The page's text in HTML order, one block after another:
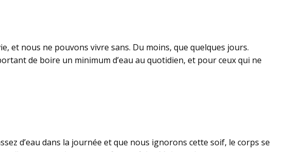
et nous ne pouvons vivre sans. Du moins, que quelques jours.
de boire un minimum d’eau au quotidien, et pour ceux qui ne
d’eau dans la journée et que nous ignorons cette soif, le corps se